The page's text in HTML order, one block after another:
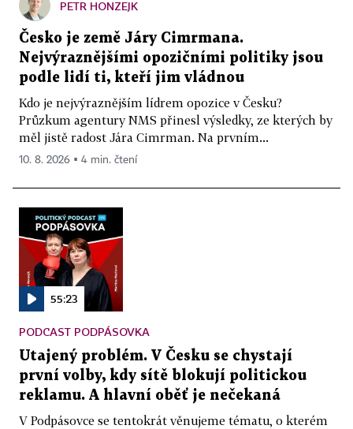
PETR HONZEJK
Česko je země Járy Cimrmana.
Nejvýraznějšími opozičními politiky jsou
podle lidí ti, kteří jim vládnou
Kdo je nejvýraznějším lídrem opozice v Česku?
Průzkum agentury NMS přinesl výsledky, ze kterých by
měl jistě radost Jára Cimrman. Na prvním...
10. 8. 2026 ▪ 4 min. čtení
55:23
PODCAST PODPÁSOVKA
Utajený problém. V Česku se chystají
první volby, kdy sítě blokují politickou
reklamu. A hlavní oběť je nečekaná
V Podpásovce se tentokrát věnujeme tématu, o kterém